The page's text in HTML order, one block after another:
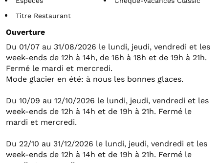
Titre Restaurant
Ouverture
Du 01/07 au 31/08/2026 le lundi, jeudi, vendredi et les
week-ends de 12h à 14h, de 16h à 18h et de 19h à 21h.
Fermé le mardi et mercredi.
Mode glacier en été: à nous les bonnes glaces.
Du 10/09 au 12/10/2026 le lundi, jeudi, vendredi et les
week-ends de 12h à 14h et de 19h à 21h. Fermé le
mardi et mercredi.
Du 22/10 au 31/12/2026 le lundi, jeudi, vendredi et les
week-ends de 12h à 14h et de 19h à 21h. Fermé le